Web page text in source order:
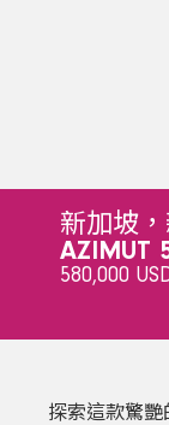
新加坡
AZIMUT
580,000
探索這款驚艷